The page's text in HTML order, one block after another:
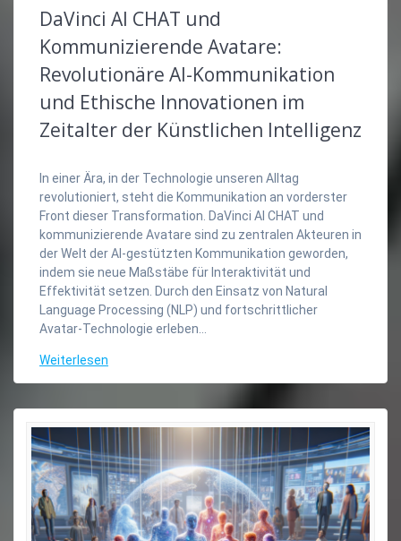
DaVinci AI CHAT und
Kommunizierende Avatare:
Revolutionäre AI-Kommunikation
und Ethische Innovationen im
Zeitalter der Künstlichen Intelligenz
In einer Ära, in der Technologie unseren Alltag
revolutioniert, steht die Kommunikation an vorderster
Front dieser Transformation. DaVinci AI CHAT und
kommunizierende Avatare sind zu zentralen Akteuren in
der Welt der AI-gestützten Kommunikation geworden,
indem sie neue Maßstäbe für Interaktivität und
Effektivität setzen. Durch den Einsatz von Natural
Language Processing (NLP) und fortschrittlicher
Avatar-Technologie erleben…
Weiterlesen